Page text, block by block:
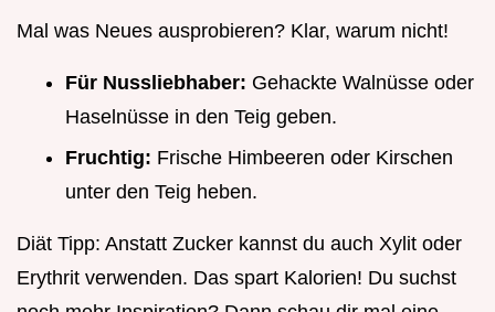
Mal was Neues ausprobieren? Klar, warum nicht!
Für Nussliebhaber: Gehackte Walnüsse oder
Haselnüsse in den Teig geben.
Fruchtig: Frische Himbeeren oder Kirschen
unter den Teig heben.
Diät Tipp: Anstatt Zucker kannst du auch Xylit oder
Erythrit verwenden. Das spart Kalorien! Du suchst